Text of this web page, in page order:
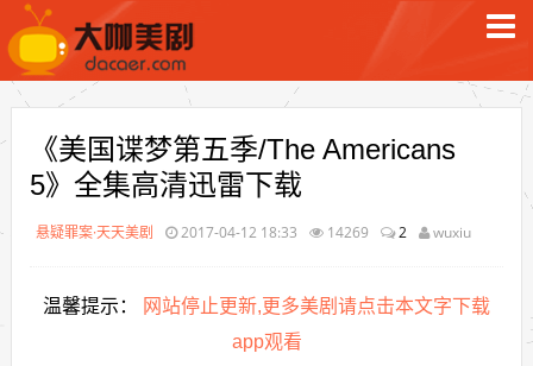
《美国谍梦第五季/The Americans
5》全集高清迅雷下载
悬疑罪案·天天美剧 2017-04-12 18:33 14269 2 wuxiu
温馨提示：
网站停止更新,更多美剧请点击本文字下载
app观看